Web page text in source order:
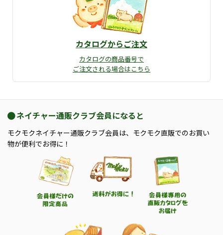
カタログからご注文
カタログの商品番号で
ご注文される場合はこちら
ネイチャー通販クラブ会員になると
モクモクネイチャー通販クラブ会員は、モクモク直販でのお買い
物が便利でお得に！